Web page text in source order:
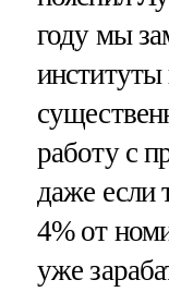
году мы
работу с
даже если
4% от
уже